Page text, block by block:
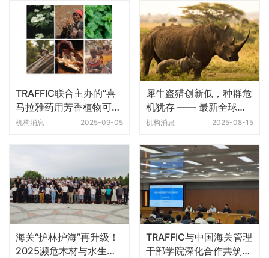
TRAFFIC联合主办的“喜
马拉雅药用芳香植物可持
续利用与管理国际研讨
机构消息 2025-09-05
犀牛盗猎创新低，种群危
机犹存 —— 最新全球报
告警示多重威胁
机构消息 2025-08-15
海关“护林护海”再升级！
2025濒危木材与水生物
TRAFFIC与中国海关管理
干部学院深化合作共筑濒